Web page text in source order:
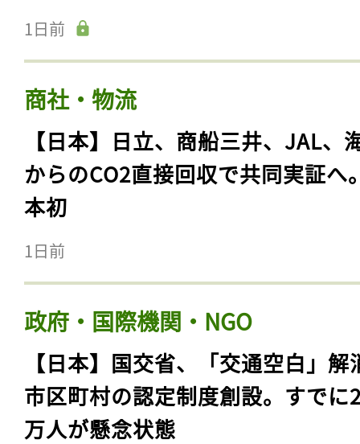
1日前
商社・物流
【日本】日立、商船三井、JAL、
からのCO2直接回収で共同実証へ
本初
1日前
政府・国際機関・NGO
【日本】国交省、「交通空白」解
市区町村の認定制度創設。すでに
万人が懸念状態